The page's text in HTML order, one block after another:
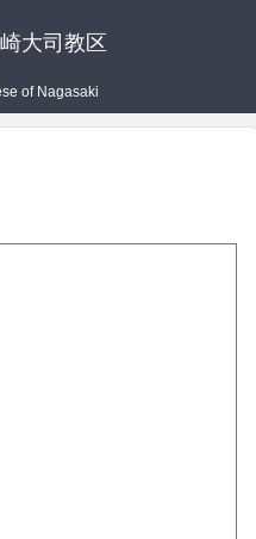
大司教区
of Nagasaki